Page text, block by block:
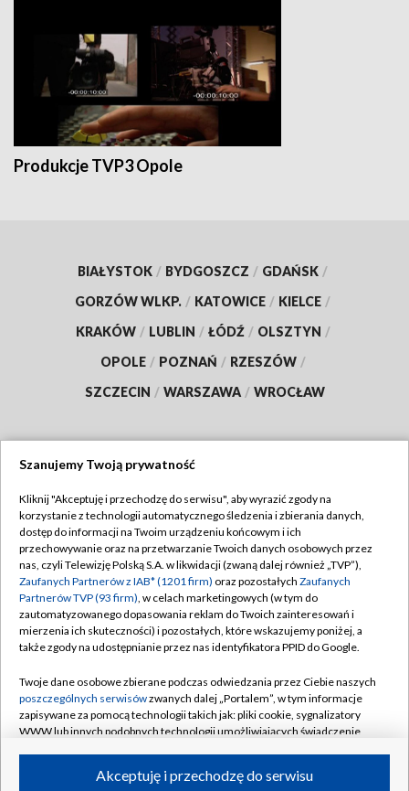
Produkcje TVP3 Opole
BIAŁYSTOK / BYDGOSZCZ / GDAŃSK /
GORZÓW WLKP. / KATOWICE / KIELCE /
KRAKÓW / LUBLIN / ŁÓDŹ / OLSZTYN /
OPOLE / POZNAŃ / RZESZÓW /
SZCZECIN / WARSZAWA / WROCŁAW
TVP
Abonament TVP
Emisja w TVP
Centrum informacji TVP
Naziemna Telewizja Cyfrowa
Rada Programowa
System NOS
Informacje o nadawcy
Program dla prasy
Regulamin TVP
Polityka prywatności
Moje zgody
Pomoc
Kontakt
Kanały
Szanujemy Twoją prywatność
Kliknij "Akceptuję i przechodzę do serwisu", aby wyrazić zgody na
korzystanie z technologii automatycznego śledzenia i zbierania danych,
dostęp do informacji na Twoim urządzeniu końcowym i ich
przechowywanie oraz na przetwarzanie Twoich danych osobowych przez
nas, czyli Telewizję Polską S.A. w likwidacji (zwaną dalej również „TVP”),
Zaufanych Partnerów z IAB* (1201 firm) oraz pozostałych Zaufanych
Partnerów TVP (93 firm), w celach marketingowych (w tym do
zautomatyzowanego dopasowania reklam do Twoich zainteresowań i
mierzenia ich skuteczności) i pozostałych, które wskazujemy poniżej, a
także zgody na udostępnianie przez nas identyfikatora PPID do Google.
Twoje dane osobowe zbierane podczas odwiedzania przez Ciebie naszych
poszczególnych serwisówzwanych dalej „Portalem”, w tym informacje
zapisywane za pomocą technologii takich jak: pliki cookie, sygnalizatory
WWW lub innych podobnych technologii umożliwiających świadczenie
ruchu w Internecie.Akceptuję i przechodzę do serwisu